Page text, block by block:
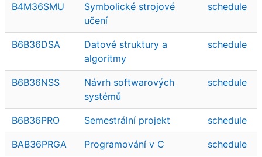
B4M36SMU
Symbolické strojové
učení
schedule
B6B36DSA
Datové struktury a
algoritmy
schedule
B6B36NSS
Návrh softwarových
systémů
schedule
B6B36PRO Semestrální projekt schedule
BAB36PRGA Programování v C schedule